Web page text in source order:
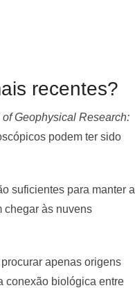
recentes?
of Geophysical Research:
podem ter sido
suficientes para manter a
chegar às nuvens
apenas origens
conexão biológica entre